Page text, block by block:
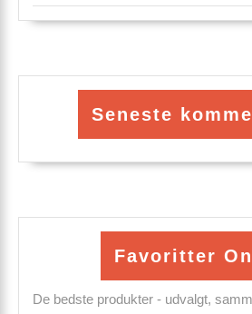
Seneste
Favoritter
De bedste produkter - udvalgt,